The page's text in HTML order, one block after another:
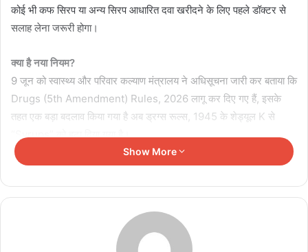
कोई भी कफ सिरप या अन्य सिरप आधारित दवा खरीदने के लिए पहले डॉक्टर से
सलाह लेना जरूरी होगा।
क्या है नया नियम?
9 जून को स्वास्थ्य और परिवार कल्याण मंत्रालय ने अधिसूचना जारी कर बताया कि
Drugs (5th Amendment) Rules, 2026 लागू कर दिए गए हैं, इसके
तहत एक बड़ा बदलाव किया गया है अब ड्रग्स रूल्स, 1945 के शेड्यूल K से
“Syrups” को हटा दिया गया है।
PM किसान योजना की 24वीं किस्त से पहले बड़ी खबर, पात्र
किसानों के खाते में आएंगे ₹4,000; जानें कैसे
August 8, 2026
Show More